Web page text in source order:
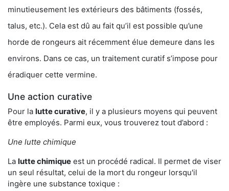
minutieusement les extérieurs des bâtiments (fossés,
talus, etc.). Cela est dû au fait qu’il est possible qu’une
horde de rongeurs ait récemment élue demeure dans les
environs. Dans ce cas, un traitement curatif s’impose pour
éradiquer cette vermine.
Une action curative
Pour la lutte curative, il y a plusieurs moyens qui peuvent
être employés. Parmi eux, vous trouverez tout d’abord :
Une lutte chimique
La lutte chimique est un procédé radical. Il permet de viser
un seul résultat, celui de la mort du rongeur lorsqu'il
ingère une substance toxique :